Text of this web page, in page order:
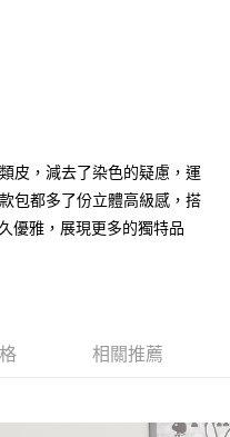
戶可立即使用無須另外申請。
後會自動跳轉到大哥付的交易
、繳款截止日，確認付款後即完
條碼／台灣大直營門市／銀行轉
皮，減去了染色的疑慮，運
包都多了份立體高級感，搭
優雅，展現更多的獨特品
相關推薦